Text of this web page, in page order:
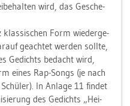
wird, das Ge­sche­
klas­si­schen Form wie­der­ge­
ge­ach­tet wer­den soll­te,
Ge­dichts be­dacht wird,
eines Rap-Songs (je nach
In An­la­ge 11 fin­det
des Ge­dichts „Hei­